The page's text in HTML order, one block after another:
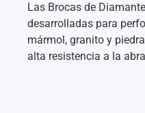
Las Brocas de
desarrolladas para
mármol, granito y
alta resistencia a la